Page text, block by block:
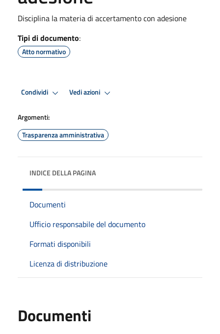
Disciplina la materia di accertamento con adesione
Tipi di documento:
Atto normativo
Condividi Vedi azioni
Argomenti:
Trasparenza amministrativa
INDICE DELLA PAGINA
Documenti
Ufficio responsabile del documento
Formati disponibili
Licenza di distribuzione
Documenti